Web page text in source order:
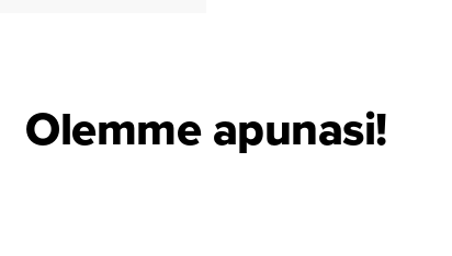
Olemme apunasi!